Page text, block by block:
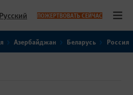
Русский ПОЖЕРТВОВАТЬ СЕЙЧАС
Азербайджан Беларусь Россия